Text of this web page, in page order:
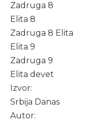
Zadruga 8
Elita 8
Zadruga 8 Elita
Elita 9
Zadruga 9
Elita devet
Izvor:
Srbija Danas
Autor: